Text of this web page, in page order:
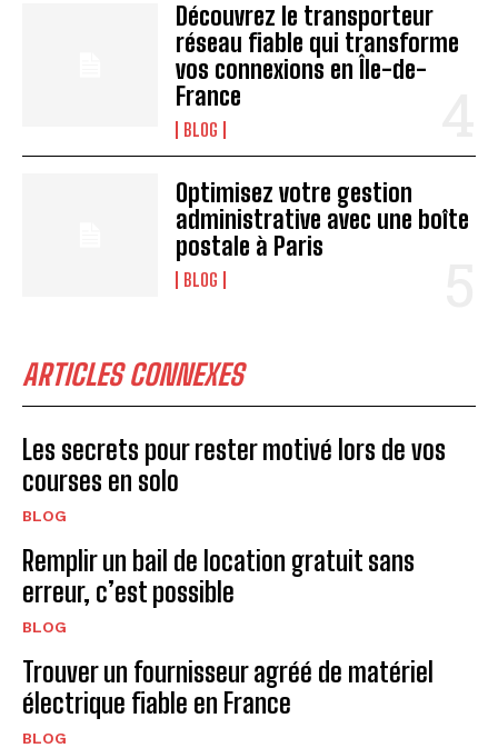
Découvrez le transporteur
réseau fiable qui transforme
vos connexions en Île-de-
France
BLOG
Optimisez votre gestion
administrative avec une boîte
postale à Paris
BLOG
ARTICLES CONNEXES
Les secrets pour rester motivé lors de vos
courses en solo
BLOG
Remplir un bail de location gratuit sans
erreur, c’est possible
BLOG
Trouver un fournisseur agréé de matériel
électrique fiable en France
BLOG